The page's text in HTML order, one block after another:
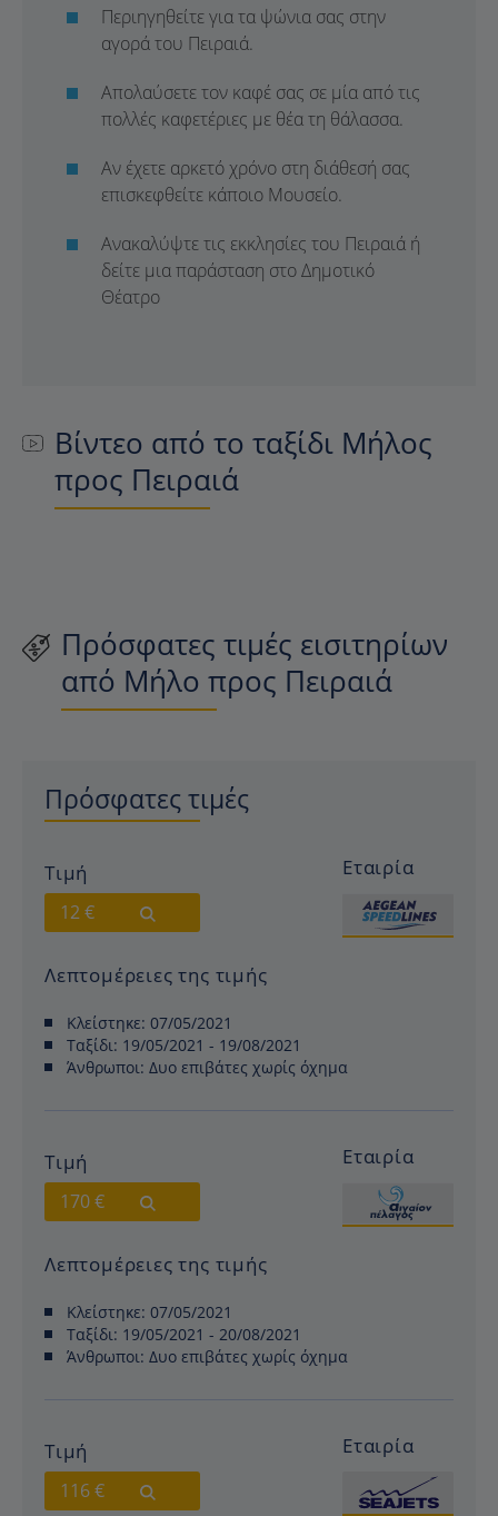
Περιηγηθείτε για τα ψώνια σας στην
αγορά του Πειραιά.
Απολαύσετε τον καφέ σας σε μία από τις
πολλές καφετέριες με θέα τη θάλασσα.
Αν έχετε αρκετό χρόνο στη διάθεσή σας
επισκεφθείτε κάποιο Μουσείο.
Ανακαλύψτε τις εκκλησίες του Πειραιά ή
δείτε μια παράσταση στο Δημοτικό
Θέατρο
Βίντεο από το ταξίδι Μήλος
προς Πειραιά
Πρόσφατες τιμές εισιτηρίων
από Μήλο προς Πειραιά
Πρόσφατες τιμές
Τιμή
12 €
Εταιρία
Λεπτομέρειες της τιμής
Κλείστηκε: 07/05/2021
Ταξίδι: 19/05/2021 - 19/08/2021
Άνθρωποι: Δυο επιβάτες χωρίς όχημα
Τιμή
170 €
Εταιρία
Λεπτομέρειες της τιμής
Κλείστηκε: 07/05/2021
Ταξίδι: 19/05/2021 - 20/08/2021
Άνθρωποι: Δυο επιβάτες χωρίς όχημα
Τιμή
116 €
Εταιρία